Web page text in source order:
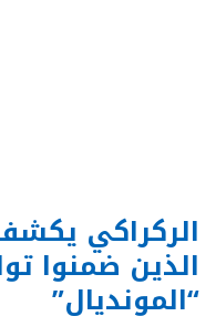
الركراكي
الذين ضمنوا
“المونديال”